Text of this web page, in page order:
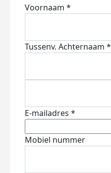
Voornaam *
Tussenv. Achternaam *
E-mailadres *
Mobiel nummer